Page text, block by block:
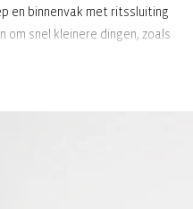
en binnenvak met ritssluiting
om snel kleinere dingen, zoals
met ritssluiting: